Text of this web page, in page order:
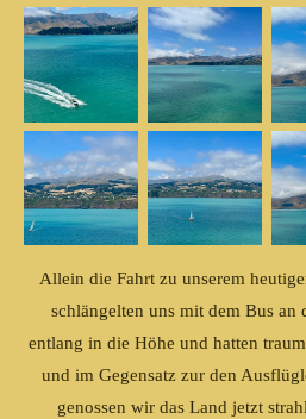
Allein die Fahrt zu unserem
schlängelten uns mit dem Bus an
entlang in die Höhe und hatten
und im Gegensatz zur den
genossen wir das Land jetzt